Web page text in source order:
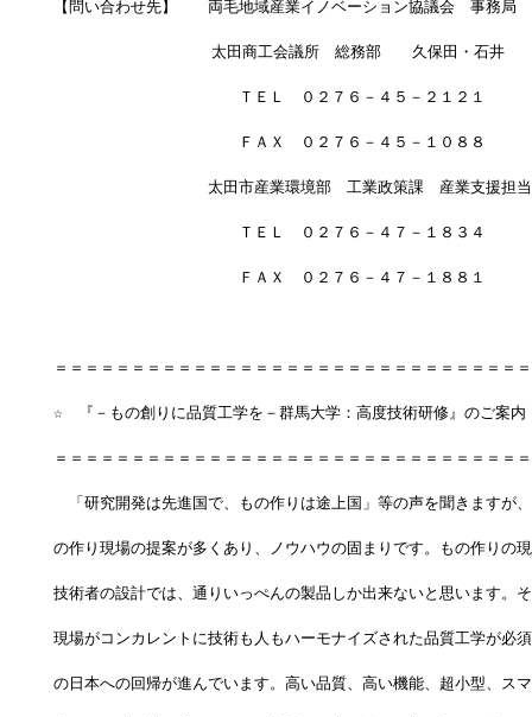
【問い合わせ先】　　両毛地域産業イノベーション協議会　事務局
太田商工会議所　総務部　　久保田・石井
ＴＥＬ　０２７６－４５－２１２１
ＦＡＸ　０２７６－４５－１０８８
太田市産業環境部　工業政策課　産業支援担当
ＴＥＬ　０２７６－４７－１８３４
ＦＡＸ　０２７６－４７－１８８１
＝＝＝＝＝＝＝＝＝＝＝＝＝＝＝＝＝＝＝＝＝＝＝＝＝＝＝＝＝＝
☆　『－もの創りに品質工学を－群馬大学：高度技術研修』のご案内
＝＝＝＝＝＝＝＝＝＝＝＝＝＝＝＝＝＝＝＝＝＝＝＝＝＝＝＝＝＝
「研究開発は先進国で、もの作りは途上国」等の声を聞きますが
の作り現場の提案が多くあり、ノウハウの固まりです。もの作りの
技術者の設計では、通りいっぺんの製品しか出来ないと思います。
現場がコンカレントに技術も人もハーモナイズされた品質工学が必
の日本への回帰が進んでいます。高い品質、高い機能、超小型、ス